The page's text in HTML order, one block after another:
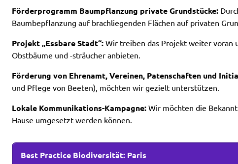
Förderprogramm Baumpflanzung private Grundstücke:
Baumbepflanzung auf brachliegenden Flächen auf privaten
Projekt „Essbare Stadt“: Wir treiben das Projekt weiter voran
Obstbäume und -sträucher anbieten.
Förderung von Ehrenamt, Vereinen, Patenschaften und
und Pflege von Beeten), möchten wir gezielt unterstützen.
Lokale Kommunikations-Kampagne: Wir möchten die
Hause umgesetzt werden können.
Best Practice Biodiversität: Paris